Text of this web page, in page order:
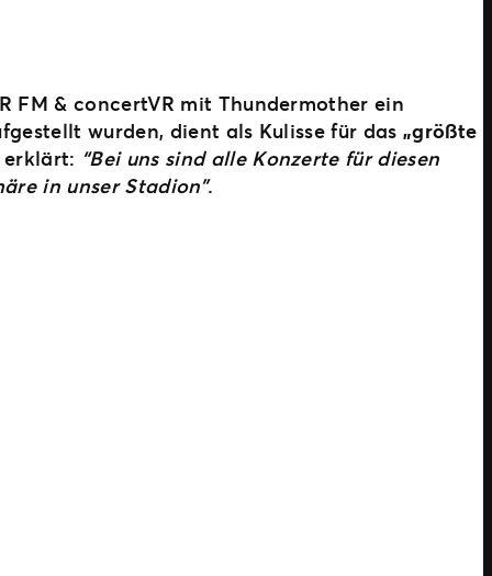
FM & concertVR mit Thundermother ein
wurden, dient als Kulisse für das„größte
erklärt: “Bei uns sind alle Konzerte für diesen
in unser Stadion”.